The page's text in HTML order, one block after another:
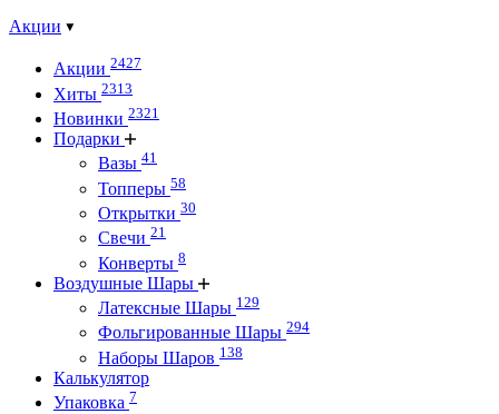
Акции
Акции 2427
Хиты 2313
Новинки 2321
Подарки
Вазы 41
Топперы 58
Открытки 30
Свечи 21
Конверты 8
Воздушные Шары
Латексные Шары 129
Фольгированные Шары 294
Наборы Шаров 138
Калькулятор
Упаковка 7